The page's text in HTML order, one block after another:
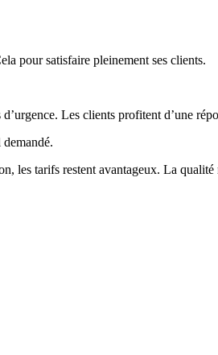
pour satisfaire pleinement ses clients.
Les clients profitent d’une
les tarifs restent avantageux. La qualité